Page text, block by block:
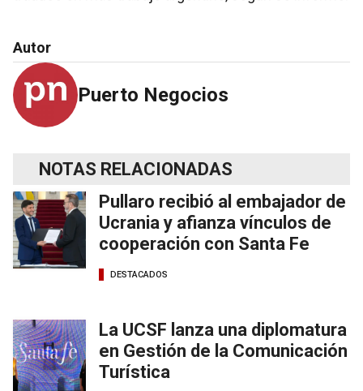
Autor
Puerto Negocios
NOTAS RELACIONADAS
Pullaro recibió al embajador de
Ucrania y afianza vínculos de
cooperación con Santa Fe
DESTACADOS
La UCSF lanza una diplomatura
en Gestión de la Comunicación
Turística